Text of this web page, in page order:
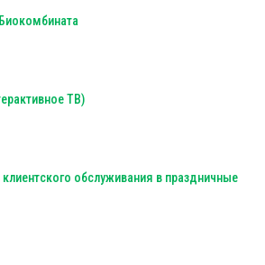
ТВ)
обслуживания в праздничные